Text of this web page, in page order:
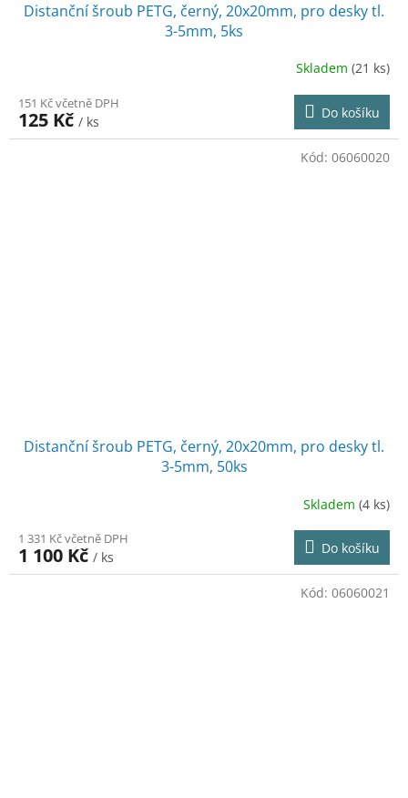
Distanční šroub PETG, černý, 20x20mm, pro desky tl.
3-5mm, 5ks
Skladem (21 ks)
151 Kč včetně DPH
125 Kč / ks
Do košíku
Distanční šroub PETG, černý, 20x20mm, pro desky tl.
3-5mm, 50ks
Skladem (4 ks)
1 331 Kč včetně DPH
1 100 Kč / ks
Do košíku
Kód: 06060020
Kód: 06060021